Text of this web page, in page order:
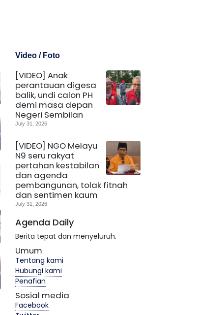
Video / Foto
[VIDEO] Anak
perantauan digesa
balik, undi calon PH
demi masa depan
Negeri Sembilan
July 31, 2026
[VIDEO] NGO Melayu
N9 seru rakyat
pertahan kestabilan
dan agenda
pembangunan, tolak fitnah
dan sentimen kaum
July 31, 2026
Agenda Daily
Berita tepat dan menyeluruh.
Umum
Tentang kami
Hubungi kami
Penafian
Sosial media
Facebook